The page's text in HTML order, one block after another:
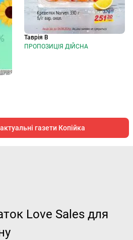
Таврія В
ПРОПОЗИЦІЯ ДІЙСНА
газети Копійка
Love Sales для